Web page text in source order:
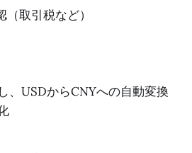
取引税など）
、USDからCNYへの自動変換